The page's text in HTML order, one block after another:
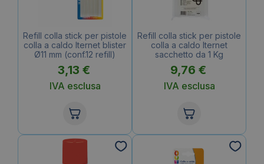
Refill colla stick per pistole
colla a caldo Iternet blister
Ø11 mm (conf.12 refill)
3,13 €
IVA esclusa
Refill colla stick per pistole
colla a caldo Iternet
sacchetto da 1 Kg
9,76 €
IVA esclusa